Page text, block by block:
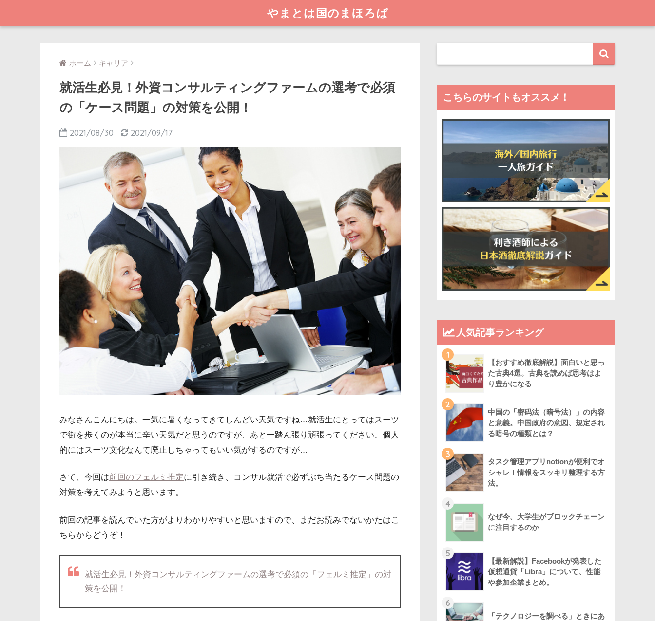
やまとは国のまほろば
ホーム キャリア
就活生必見！外資コンサルティングファームの選考で必須
の「ケース問題」の対策を公開！
2021/08/30 2021/09/17
みなさんこんにちは。一気に暑くなってきてしんどい天気ですね…就活生にとってはスーツ
で街を歩くのが本当に辛い天気だと思うのですが、あと一踏ん張り頑張ってください。個人
的にはスーツ文化なんて廃止しちゃってもいい気がするのですが…
さて、今回は前回のフェルミ推定に引き続き、コンサル就活で必ずぶち当たるケース問題の
対策を考えてみようと思います。
前回の記事を読んでいた方がよりわかりやすいと思いますので、まだお読みでないかたはこ
ちらからどうぞ！
就活生必見！外資コンサルティングファームの選考で必須の「フェルミ推定」の対
策を公開！
こちらのサイトもオススメ！
人気記事ランキング
1
【おすすめ徹底解説】面白いと思っ
た古典4選。古典を読めば思考はよ
り豊かになる
2
中国の「密码法（暗号法）」の内容
と意義。中国政府の意図、規定され
る暗号の種類とは？
3
タスク管理アプリnotionが便利でオ
シャレ！情報をスッキリ整理する方
法。
4
なぜ今、大学生がブロックチェーン
に注目するのか
5
【最新解説】Facebookが発表した
仮想通貨「Libra」について、性能
や参加企業まとめ。
6
「テクノロジーを調べる」ときにあ